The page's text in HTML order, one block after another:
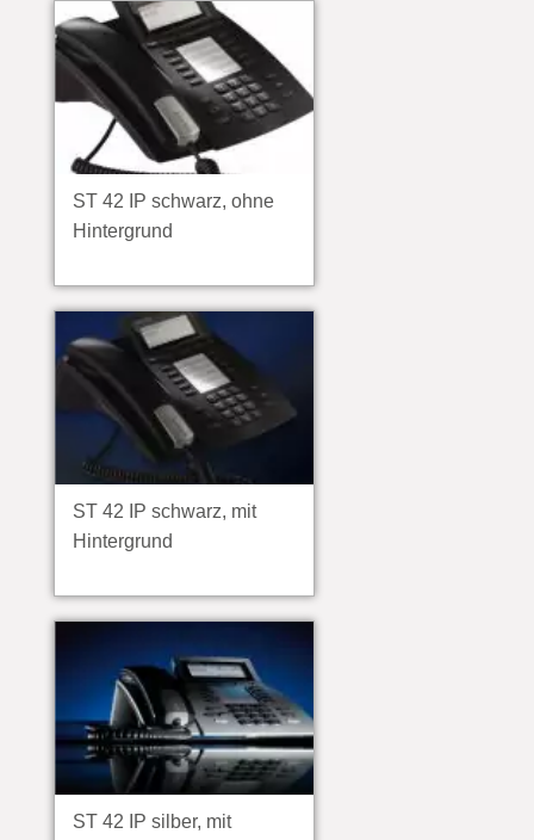
ST 42 IP schwarz, ohne
Hintergrund
ST 42 IP schwarz, mit
Hintergrund
ST 42 IP silber, mit